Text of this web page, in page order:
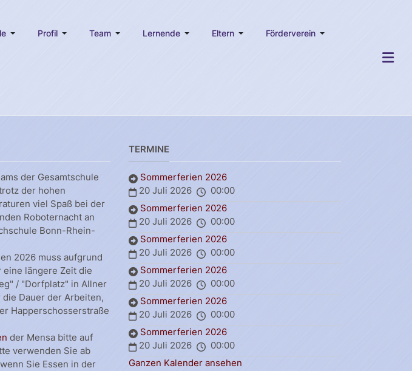
Profil Team Lernende Eltern Förderverein
der Gesamtschule
der hohen
viel Spaß bei der
Roboternacht an
Bonn-Rhein-
2026 muss aufgrund
längere Zeit die
/ "Dorfplatz" in Allner
Dauer der Arbeiten,
Happerschosserstraße
der Mensa bitte auf
verwenden Sie ab
Sie Essen in der
TERMINE
Sommerferien 2026
20 Juli 2026
00:00
Sommerferien 2026
20 Juli 2026
00:00
Sommerferien 2026
20 Juli 2026
00:00
Sommerferien 2026
20 Juli 2026
00:00
Sommerferien 2026
20 Juli 2026
00:00
Sommerferien 2026
20 Juli 2026
00:00
Ganzen Kalender ansehen